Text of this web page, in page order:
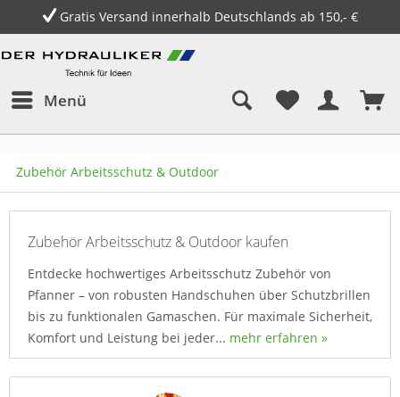
Gratis Versand innerhalb Deutschlands ab 150,- €
Menü
Zubehör Arbeitsschutz & Outdoor
Zubehör Arbeitsschutz & Outdoor kaufen
Entdecke hochwertiges Arbeitsschutz Zubehör von
Pfanner – von robusten Handschuhen über Schutzbrillen
bis zu funktionalen Gamaschen. Für maximale Sicherheit,
Komfort und Leistung bei jeder... mehr erfahren »